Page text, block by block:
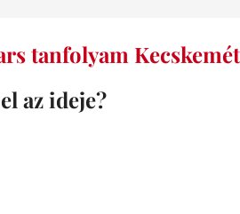
tanfolyam
az ideje?